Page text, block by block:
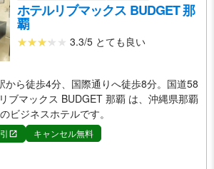
ホテルリブマックス BUDGET 那
覇
3.3/5 とても良い
から徒歩4分、国際通りへ徒歩8分。国道58
ブマックス BUDGET 那覇 は、沖縄県那覇
ビジネスホテルです。
キャンセル無料